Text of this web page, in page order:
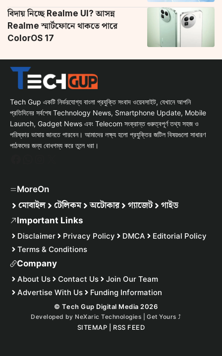
বিদায় নিচ্ছে Realme UI? আসন্ন
Realme স্মার্টফোনে থাকতে পারে
ColorOS 17
Tech Gup একটি নির্ভরযোগ্য বাংলা প্রযুক্তি সংবাদ ওয়েবসাইট, যেখানে আপনি
প্রতিদিনের সর্বশেষ Technology News, Smartphone Update, Mobile
Launch, Gadget News এবং Telecom সংক্রান্ত গুরুত্বপূর্ণ তথ্য সহজ ও
পরিষ্কার ভাষায় জানতে পারবেন। আমাদের লক্ষ্য হলো প্রযুক্তির জটিল বিষয়গুলো সাধারণ
পাঠকদের জন্য বোধগম্য করে তুলে ধরা।
MoreOn
মোবাইল টেলিকম অটোকার গ্যাজেট গাইড
Important Links
Disclaimer Privacy Policy DMCA
Editorial Policy
Terms & Conditions
Company
About Us Contact Us
Join Our Team
Advertise With Us
Funding Information
© Tech Gup Digital Media 2026
Developed by NeXaric Technologies | Get Yours ⤴︎
SITEMAP RSS FEED